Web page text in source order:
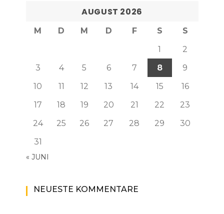
AUGUST 2026
M D M D F S
S
1
2
3
4 5 6 7 8
9
10
11 12 13 14 15
16
17
18 19 20 21 22
23
24
25 26 27 28 29
30
31
« JUNI
NEUESTE KOMMENTARE